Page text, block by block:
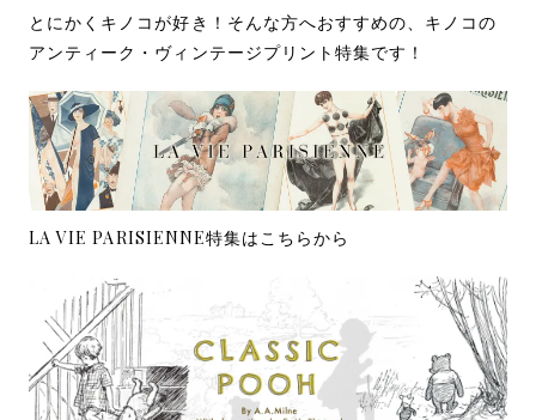
とにかくキノコが好き！そんな方へおすすめの、キノコの
アンティーク・ヴィンテージプリント特集です！
LA VIE PARISIENNE特集はこちらから